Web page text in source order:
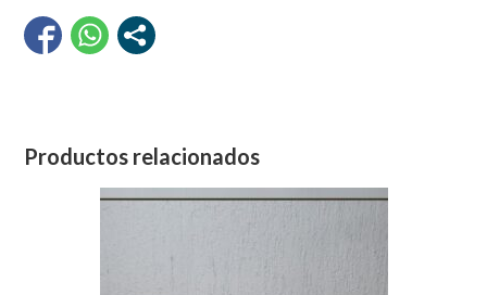
Productos relacionados